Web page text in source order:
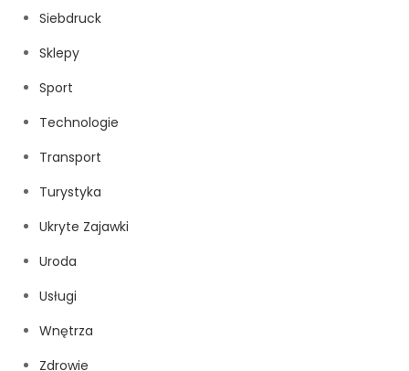
Siebdruck
Sklepy
Sport
Technologie
Transport
Turystyka
Ukryte Zajawki
Uroda
Usługi
Wnętrza
Zdrowie